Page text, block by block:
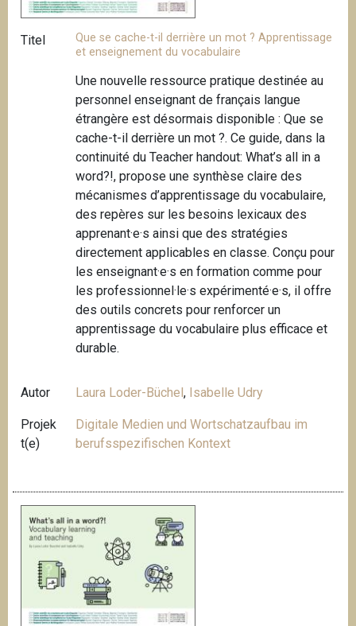
Titel
Que se cache-t-il derrière un mot ? Apprentissage
et enseignement du vocabulaire
Une nouvelle ressource pratique destinée au
personnel enseignant de français langue
étrangère est désormais disponible : Que se
cache-t-il derrière un mot ?. Ce guide, dans la
continuité du Teacher handout: What’s all in a
word?!, propose une synthèse claire des
mécanismes d’apprentissage du vocabulaire,
des repères sur les besoins lexicaux des
apprenant·e·s ainsi que des stratégies
directement applicables en classe. Conçu pour
les enseignant·e·s en formation comme pour
les professionnel·le·s expérimenté·e·s, il offre
des outils concrets pour renforcer un
apprentissage du vocabulaire plus efficace et
durable.
Autor Laura Loder-Büchel, Isabelle Udry
Projek
t(e)
Digitale Medien und Wortschatzaufbau im
berufsspezifischen Kontext